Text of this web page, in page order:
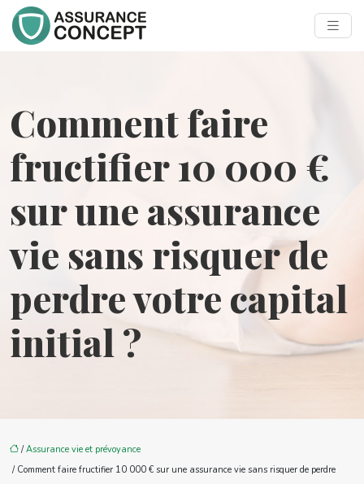
Comment faire
fructifier 10 000 €
sur une assurance
vie sans risquer de
perdre votre capital
initial ?
/Assurance vie et prévoyance
/ Comment faire fructifier 10 000 € sur une assurance vie sans risquer de perdre